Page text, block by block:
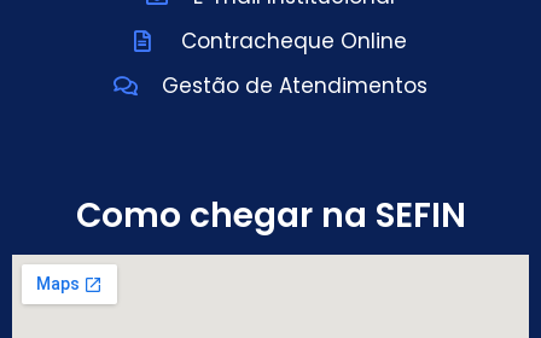
Contracheque Online
Gestão de Atendimentos
Como chegar na SEFIN